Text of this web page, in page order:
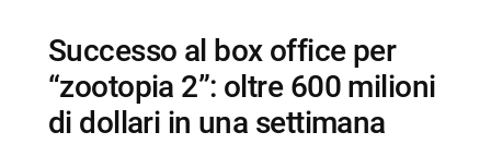
-- cast e biglietti
-- Scopri di più da Jump the shark
-- RispondiAnnulla risposta
successo al box office per
“zootopia 2”: oltre 600 milioni
di dollari in una settimana